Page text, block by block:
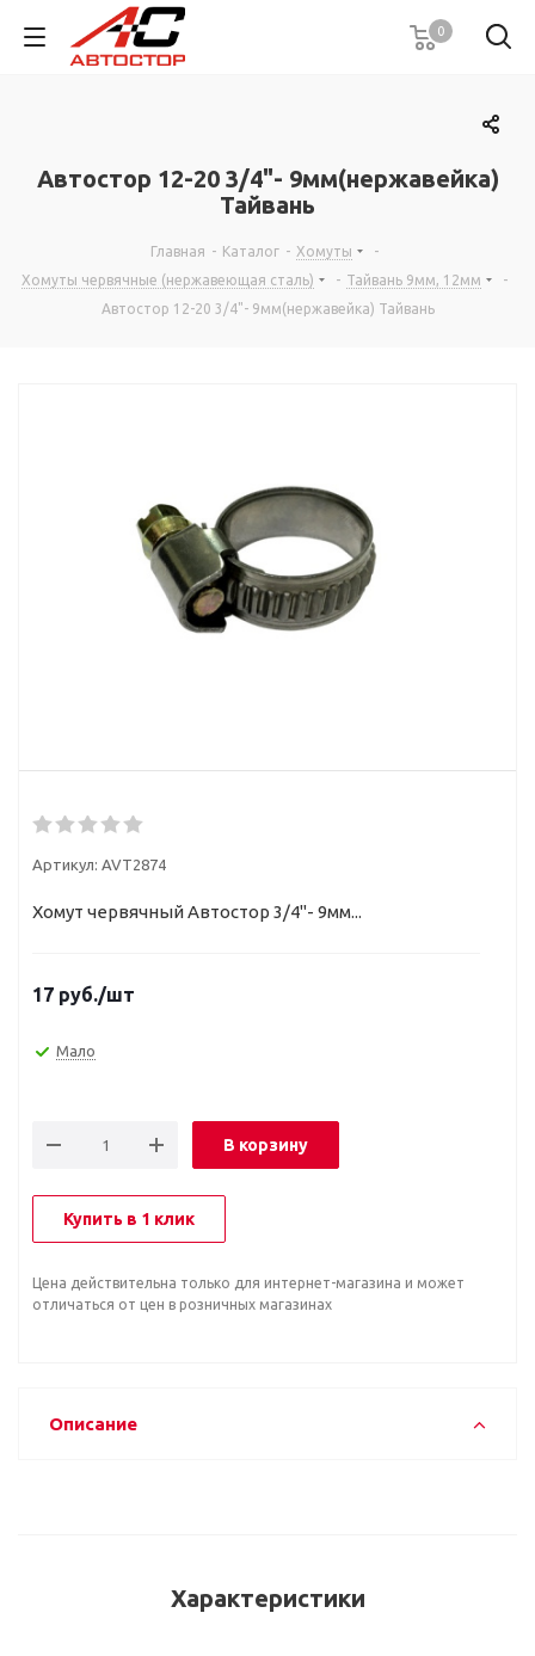
0
Автостор 12-20 3/4"- 9мм(нержавейка)
Тайвань
Главная - Каталог - Хомуты
-
Хомуты червячные (нержавеющая сталь)
- Тайвань 9мм, 12мм
-
Автостор 12-20 3/4"- 9мм(нержавейка) Тайвань
Артикул: AVT2874
Хомут червячный Автостор 3/4"- 9мм...
17 руб./шт
Мало
В корзину
Купить в 1 клик
Цена действительна только для интернет-магазина и может
отличаться от цен в розничных магазинах
Описание
Характеристики